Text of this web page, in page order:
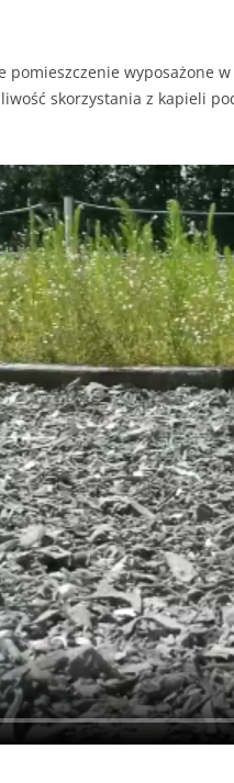
pomieszczenie wyposażone
skorzystania z kapieli